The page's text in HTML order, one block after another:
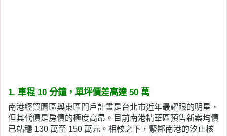
1. 車程 10 分鐘，單坪價差高達 50 萬
南港經貿園區與東區門戶計畫是台北市近年最耀眼的明星，
但其代價是房價的極度高昂。目前南港精華區預售新案均價
已站穩 130 萬至 150 萬元。相較之下，緊鄰南港的汐止核